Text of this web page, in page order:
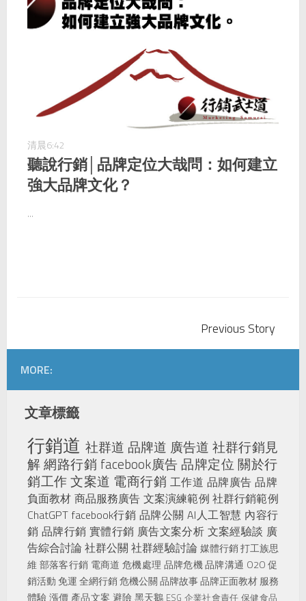
清晨6:42
聽說行銷│品牌定位大哉問：如何建立
強大品牌文化？
...
Previous Story
MORE:
文章標籤
行銷道 社群道 品牌道 廣告道 社群行銷見
解網路行銷 facebook廣告 品牌定位關於行
銷工作文案道 電商行銷 工作道 品牌廣告 品牌
負面教材 商品服務廣告 文案演練範例 社群行銷範例
ChatGPT facebook行銷 品牌公關 AI人工智慧 內容行
銷 品牌行銷 實體行銷 廣告文案分析 文案經驗談 廣
告綜合討論 社群公關 社群經驗討論 媒體行銷打工族思
維部落客行銷 電商道 危機處理品牌危機品牌溝通 O2O促
銷活動免運全網行銷危機公關品牌故事品牌正面教材服務
體驗漲價 產品文案 避險 黑天鵝 ESG 企業社會責任 保健食品